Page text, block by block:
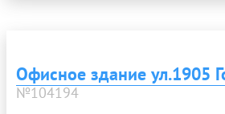
Офисное здание ул.1905
№104194